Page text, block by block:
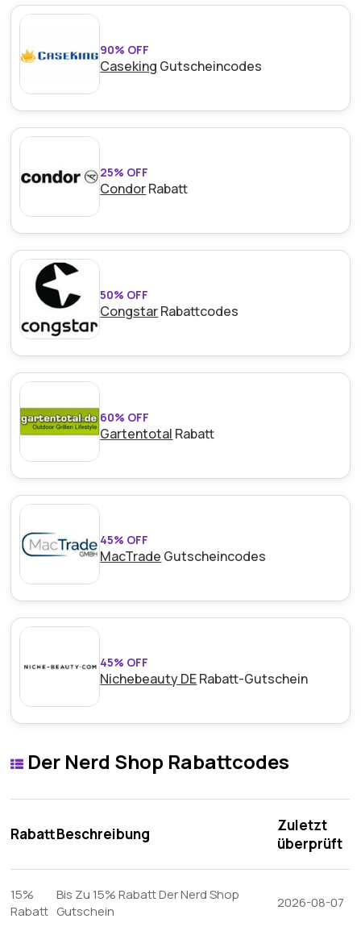
Berechtigung:
Art des Angebots:
Bedingungen:Weitere Informationen finden Sie
in den Bedingungen auf der Website des Händlers.
90% OFF
Caseking Gutscheincodes
25% OFF
CondorRabatt
50% OFF
CongstarRabattcodes
60% OFF
Gartentotal Rabatt
45% OFF
MacTrade Gutscheincodes
45% OFF
Nichebeauty DERabatt-Gutschein
Der Nerd Shop Rabattcodes
RabattBeschreibung
Zuletzt
überprüft
15%
Rabatt
Bis Zu 15% Rabatt Der Nerd Shop
Gutschein
2026-08-07